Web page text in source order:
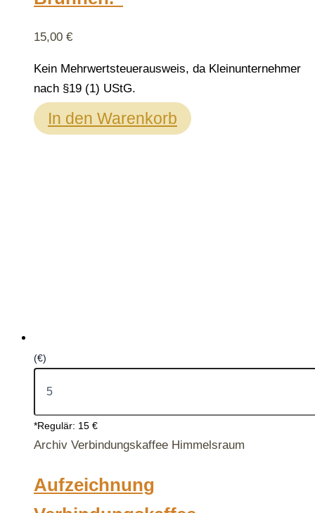
15,00 €
Kein Mehrwertsteuerausweis, da Kleinunternehmer
nach §19 (1) UStG.
In den Warenkorb
(€)
*Regulär: 15 €
Archiv Verbindungskaffee Himmelsraum
Aufzeichnung